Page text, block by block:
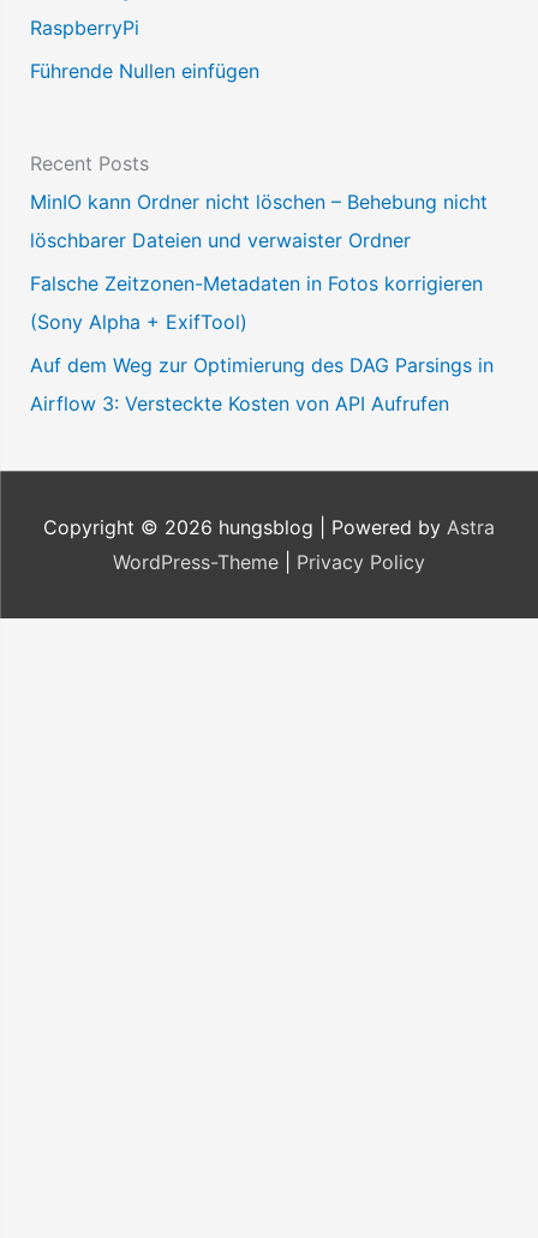
RaspberryPi
Führende Nullen einfügen
Recent Posts
MinIO kann Ordner nicht löschen – Behebung nicht
löschbarer Dateien und verwaister Ordner
Falsche Zeitzonen-Metadaten in Fotos korrigieren
(Sony Alpha + ExifTool)
Auf dem Weg zur Optimierung des DAG Parsings in
Airflow 3: Versteckte Kosten von API Aufrufen
Copyright © 2026 hungsblog | Powered by Astra
WordPress-Theme
Privacy Policy